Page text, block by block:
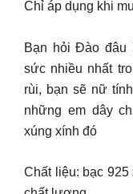
Chỉ áp dụng khi
Bạn hỏi Đào đâu
sức nhiều nhất
rùi, bạn sẽ nữ
những em dây
xúng xính đó
Chất liệu: bạc 925